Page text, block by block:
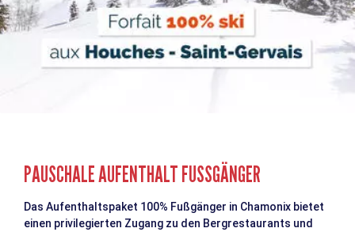
PAUSCHALE AUFENTHALT FUSSGÄNGER
Das Aufenthaltspaket 100% Fußgänger in Chamonix bietet
einen privilegierten Zugang zu den Bergrestaurants und